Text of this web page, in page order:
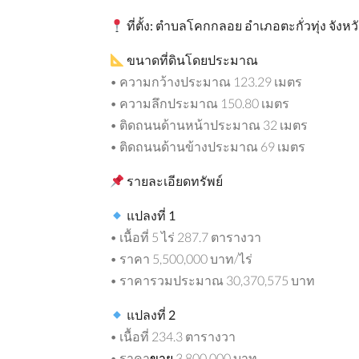
ที่ตั้ง: ตำบลโคกกลอย อำเภอตะกั่วทุ่ง จังห
ขนาดที่ดินโดยประมาณ
• ความกว้างประมาณ 123.29 เมตร
• ความลึกประมาณ 150.80 เมตร
• ติดถนนด้านหน้าประมาณ 32 เมตร
• ติดถนนด้านข้างประมาณ 69 เมตร
รายละเอียดทรัพย์
แปลงที่ 1
• เนื้อที่ 5 ไร่ 287.7 ตารางวา
• ราคา 5,500,000 บาท/ไร่
• ราคารวมประมาณ 30,370,575 บาท
แปลงที่ 2
• เนื้อที่ 234.3 ตารางวา
มาใหม่